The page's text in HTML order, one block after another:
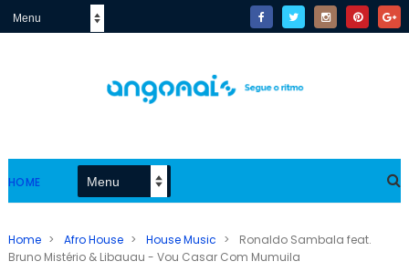
HOME
Home > Afro House > House Music >
Ronaldo Sambala feat.
Bruno Mistério & Libauau - Vou Casar Com Mumuila